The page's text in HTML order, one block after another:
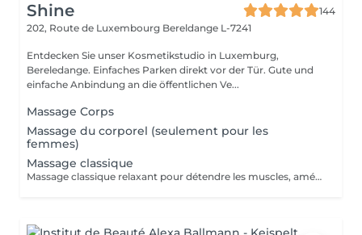
Shine
144
202, Route de Luxembourg Bereldange L-7241
Entdecken Sie unser Kosmetikstudio in Luxemburg,
Bereledange. Einfaches Parken direkt vor der Tür. Gute und
einfache Anbindung an die öffentlichen Ve...
Massage Corps
Massage du corporel (seulement pour les
femmes)
Massage classique
Massage classique relaxant pour détendre les muscles, améliorer la circulation et réduire le stress. Idéal pour le bien-être général et la relaxation du corps.